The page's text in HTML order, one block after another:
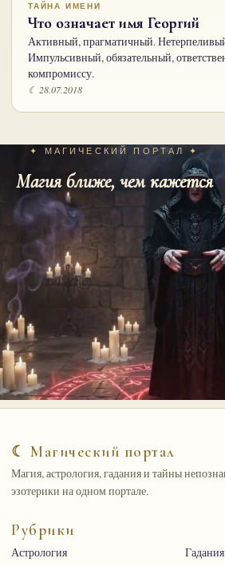
ТАЙНА ИМЕНИ
Что означает имя Георгий
Активный, прагматичный.
Импульсивный, обязательный,
компромиссу.
☾ 28.07.2018
✦ МАГИЧЕСКИЙ ПОРТАЛ ✦
Магия ближе, чем кажется
☾ Магический портал
Магия, астрология, гадания и тайны
эзотерики на одном портале.
Рубрики
Астрология Гадания